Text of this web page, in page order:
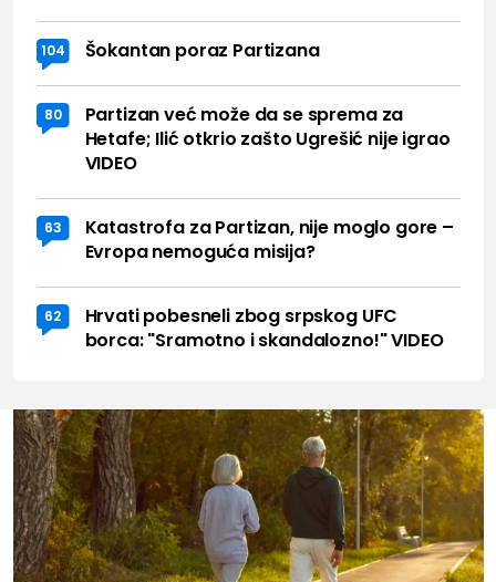
104 Šokantan poraz Partizana
80
Partizan već može da se sprema za
Hetafe; Ilić otkrio zašto Ugrešić nije igrao
VIDEO
63
Katastrofa za Partizan, nije moglo gore –
Evropa nemoguća misija?
62
Hrvati pobesneli zbog srpskog UFC
borca: "Sramotno i skandalozno!" VIDEO